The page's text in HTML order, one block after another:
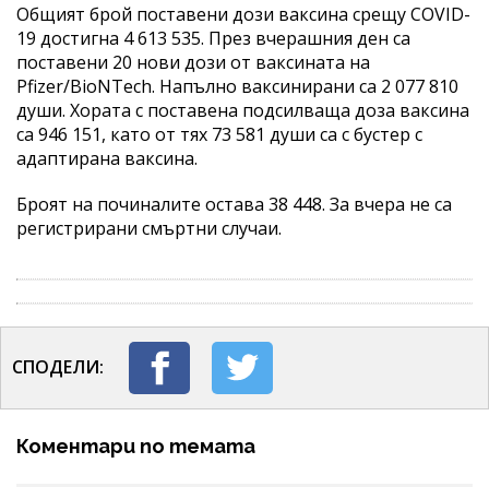
Общият брой поставени дози ваксина срещу COVID-
19 достигна 4 613 535. През вчерашния ден са
поставени 20 нови дози от ваксината на
Pfizer/BioNTech. Напълно ваксинирани са 2 077 810
души. Хората с поставена подсилваща доза ваксина
са 946 151, като от тях 73 581 души са с бустер с
адаптирана ваксина.
Броят на починалите остава 38 448. За вчера не са
регистрирани смъртни случаи.
СПОДЕЛИ:
Коментари по темата